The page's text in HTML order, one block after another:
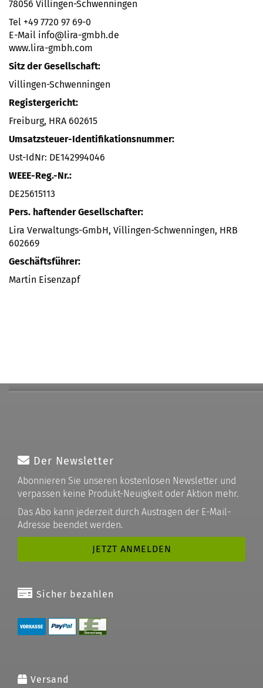
78056 Villingen-Schwenningen
Tel +49 7720 97 69-0
E-Mail info@lira-gmbh.de
www.lira-gmbh.com
Sitz der Gesellschaft:
Villingen-Schwenningen
Registergericht:
Freiburg, HRA 602615
Umsatzsteuer-Identifikationsnummer:
Ust-IdNr: DE142994046
WEEE-Reg.-Nr.:
DE25615113
Pers. haftender Gesellschafter:
Lira Verwaltungs-GmbH, Villingen-Schwenningen, HRB
602669
Geschäftsführer:
Martin Eisenzapf
Der Newsletter
Abonnieren Sie unseren kostenlosen Newsletter und
verpassen keine Produkt-Neuigkeit oder Aktion mehr.
Das Abo kann jederzeit durch Austragen der E-Mail-
Adresse beendet werden.
Sicher bezahlen
Versand